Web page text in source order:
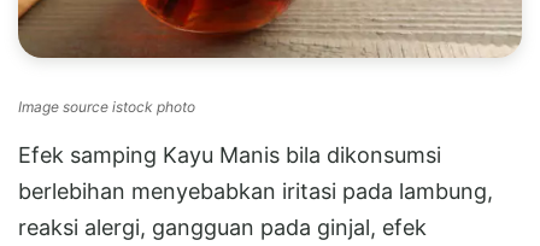
Image source istock photo
Efek samping Kayu Manis bila dikonsumsi
berlebihan menyebabkan iritasi pada lambung,
reaksi alergi, gangguan pada ginjal, efek